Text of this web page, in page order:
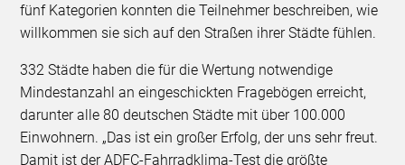
fünf Kategorien konnten die Teilnehmer beschreiben, wie
willkommen sie sich auf den Straßen ihrer Städte fühlen.
332 Städte haben die für die Wertung notwendige
Mindestanzahl an eingeschickten Fragebögen erreicht,
darunter alle 80 deutschen Städte mit über 100.000
Einwohnern. „Das ist ein großer Erfolg, der uns sehr freut.
Damit ist der ADFC-Fahrradklima-Test die größte